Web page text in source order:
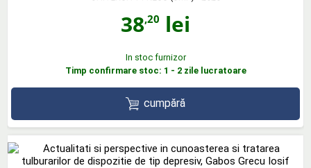
38,20 lei
In stoc furnizor
Timp confirmare stoc: 1 - 2 zile lucratoare
cumpără